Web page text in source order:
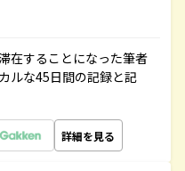
在することになった筆者
ルな45日間の記録と記
詳細を見る